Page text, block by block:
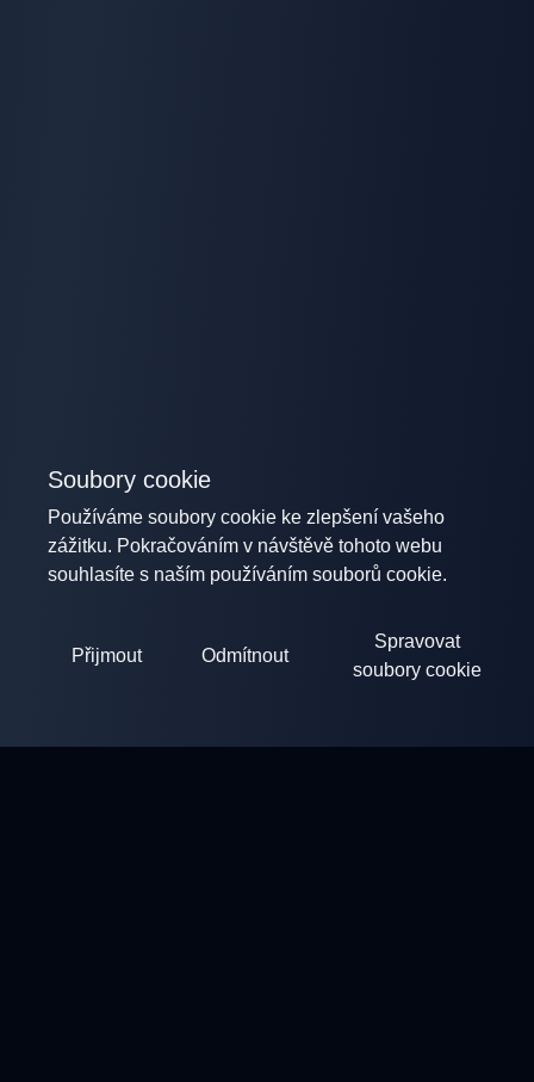
Soubory cookie
Používáme soubory cookie ke zlepšení vašeho
zážitku. Pokračováním v návštěvě tohoto webu
souhlasíte s naším používáním souborů cookie.
Přijmout Odmítnout
Spravovat
soubory cookie